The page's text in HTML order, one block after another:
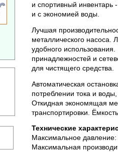
и спортивный инвентарь
и с экономией воды.
Лучшая
металлического насоса.
удобного
принадлежностей и
для чистящего средства.
Автоматическая
потреблении тока и
Откидная экономящая
транспортировки.
Технические
Максимальное давление:
Максимальная